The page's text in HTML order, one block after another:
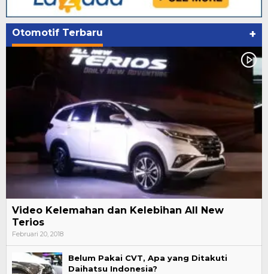
Otomotif Terbaru +
Video Kelemahan dan Kelebihan All New
Terios
Februari 20, 2018
Belum Pakai CVT, Apa yang Ditakuti
Daihatsu Indonesia?